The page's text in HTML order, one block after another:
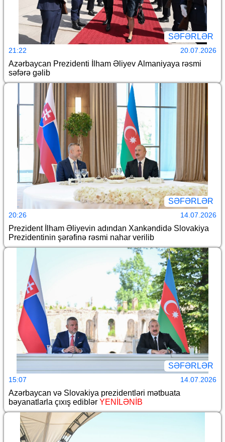
SƏFƏRLƏR
21:22 20.07.2026
Azərbaycan Prezidenti İlham Əliyev Almaniyaya rəsmi
səfərə gəlib
SƏFƏRLƏR
20:26 14.07.2026
Prezident İlham Əliyevin adından Xankəndidə Slovakiya
Prezidentinin şərəfinə rəsmi nahar verilib
SƏFƏRLƏR
15:07 14.07.2026
Azərbaycan və Slovakiya prezidentləri mətbuata
bəyanatlarla çıxış ediblər YENİLƏNİB